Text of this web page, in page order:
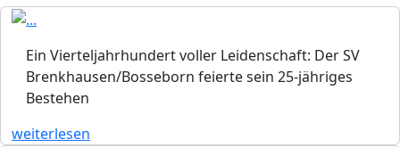
Ein Vierteljahrhundert voller Leidenschaft: Der SV
Brenkhausen/Bosseborn feierte sein 25-jähriges
Bestehen
weiterlesen